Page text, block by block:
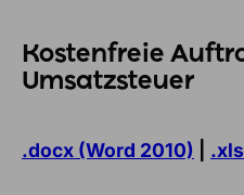
Kostenfreie
Umsatzsteuer
.docx (Word 2010)